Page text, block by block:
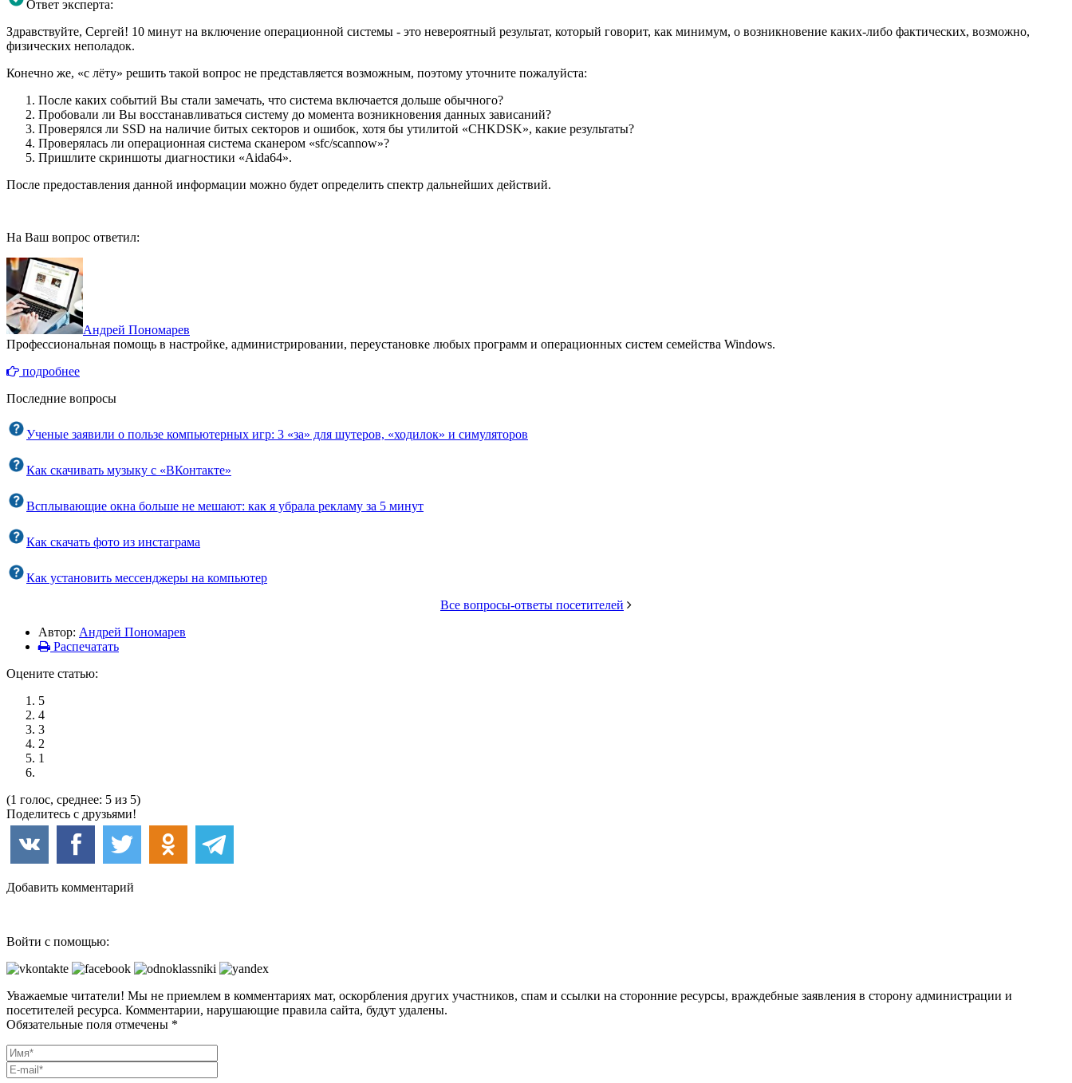
Ответ эксперта:
Здравствуйте, Сергей! 10 минут на включение операционной системы - это невероятный результат, который говорит, как минимум, о возникновение каких-либо фактических, возможно,
физических неполадок.
Конечно же, «с лёту» решить такой вопрос не представляется возможным, поэтому уточните пожалуйста:
После каких событий Вы стали замечать, что система включается дольше обычного?
Пробовали ли Вы восстанавливаться систему до момента возникновения данных зависаний?
Проверялся ли SSD на наличие битых секторов и ошибок, хотя бы утилитой «CHKDSK», какие результаты?
Проверялась ли операционная система сканером «sfc/scannow»?
Пришлите скриншоты диагностики «Aida64».
После предоставления данной информации можно будет определить спектр дальнейших действий.
На Ваш вопрос ответил:
Андрей Пономарев
Профессиональная помощь в настройке, администрировании, переустановке любых программ и операционных систем семейства Windows.
подробнее
Последние вопросы
Ученые заявили о пользе компьютерных игр: 3 «за» для шутеров, «ходилок» и симуляторов
Как скачивать музыку с «ВКонтакте»
Всплывающие окна больше не мешают: как я убрала рекламу за 5 минут
Как скачать фото из инстаграма
Как установить мессенджеры на компьютер
Все вопросы-ответы посетителей
Автор: Андрей Пономарев
Распечатать
Оцените статью:
5
4
3
2
1
(1 голос, среднее: 5 из 5)
Поделитесь с друзьями!
Добавить комментарий
Войти с помощью:
Уважаемые читатели! Мы не приемлем в комментариях мат, оскорбления других участников, спам и ссылки на сторонние ресурсы, враждебные заявления в сторону администрации и
посетителей ресурса. Комментарии, нарушающие правила сайта, будут удалены.
Обязательные поля отмечены *